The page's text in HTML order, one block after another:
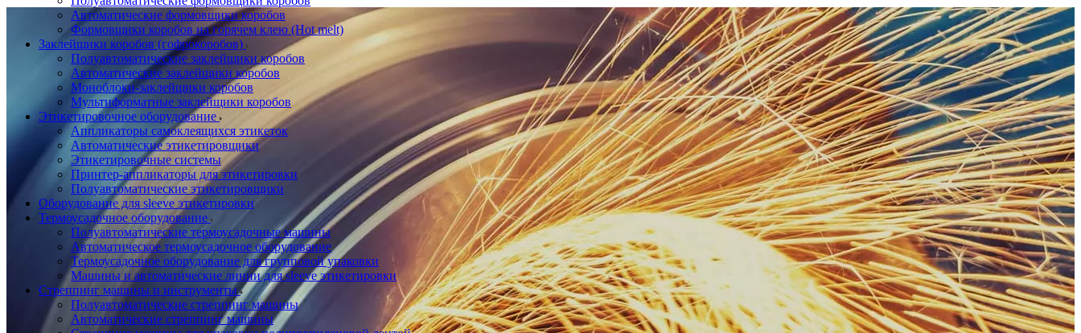
Автоматические формовщики коробов
Формовщики коробов на горячем клею (Hot melt)
Заклейщики коробов (гофрокоробов)
Полуавтоматические заклейщики коробов
Автоматические заклейщики коробов
Моноблоки-заклейщики коробов
Мультиформатные заклейщики коробов
Этикетировочное оборудование
Аппликаторы самоклеящихся этикеток
Автоматические этикетировщики
Этикетировочные системы
Принтер-аппликаторы для этикетировки
Полуавтоматические этикетировщики
Оборудование для sleeve этикетировки
Термоусадочное оборудование
Полуавтоматические термоусадочные машины
Автоматическое термоусадочное оборудование
Термоусадочное оборудование для групповой упаковки
Машины и автоматические линии для sleeve этикетировки
Стреппинг машины и инструменты
Полуавтоматические стреппинг машины
Автоматические стреппинг машины